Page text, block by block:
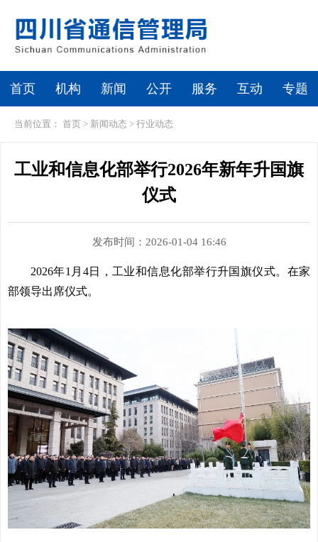
首页 机构 新闻 公开 服务 互动 专题
当前位置： 首页 > 新闻动态 > 行业动态
工业和信息化部举行2026年新年升国旗
仪式
发布时间：2026-01-04 16:46
2026年1月4日，工业和信息化部举行升国旗仪式。在家
部领导出席仪式。